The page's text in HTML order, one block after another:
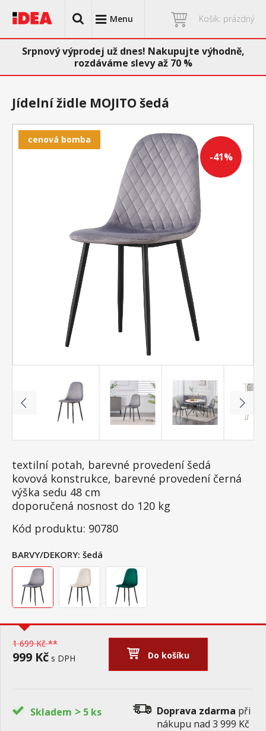
Menu Košík: prázdný
Srpnový výprodej už dnes! Nakupujte výhodně,
rozdáváme slevy až 70 %
-41%
cenová bomba
Jídelní židle MOJITO šedá
textilní potah, barevné provedení šedá
kovová konstrukce, barevné provedení černá
výška sedu 48 cm
doporučená nosnost do 120 kg
Kód produktu: 90780
BARVY/DEKORY: šedá
1 699 Kč **
999 Kč s DPH Do košíku
Skladem > 5 ks Doprava zdarma při
nákupu nad 3 999 Kč